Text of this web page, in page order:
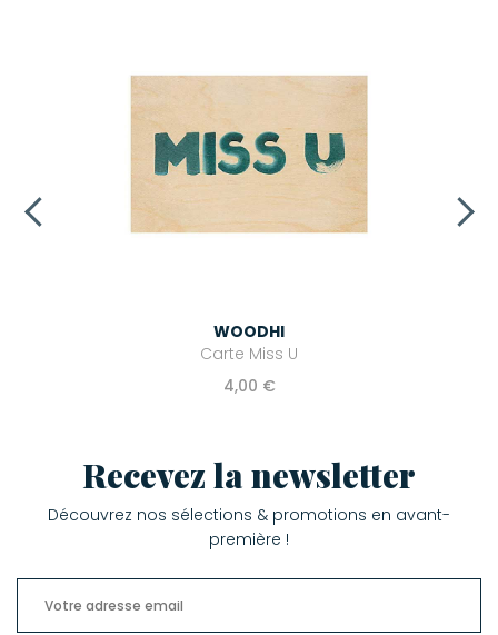
WOODHI
Carte Miss U
4,00 €
Recevez la newsletter
Découvrez nos sélections & promotions en avant-
première !